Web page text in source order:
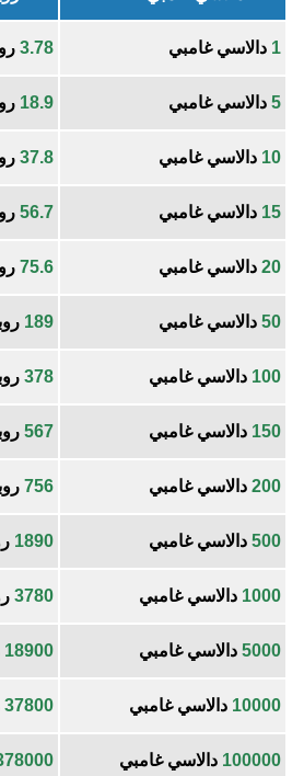
1 دالاسي غامبي 3.78
5 دالاسي غامبي 18.9
10 دالاسي غامبي 37.8
15 دالاسي غامبي 56.7
20 دالاسي غامبي 75.6
50 دالاسي غامبي 189
100 دالاسي غامبي 378
150 دالاسي غامبي 567
200 دالاسي غامبي 756
500 دالاسي غامبي 1890
1000 دالاسي غامبي 3780
5000 دالاسي غامبي 18900
10000 دالاسي غامبي 37800
100000 دالاسي غامبي